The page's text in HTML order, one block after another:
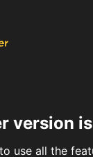
version
use all the